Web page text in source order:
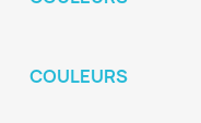
COULEURS